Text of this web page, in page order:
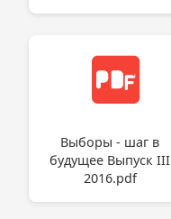
Выборы - шаг в
будущее Выпуск III
2016.pdf